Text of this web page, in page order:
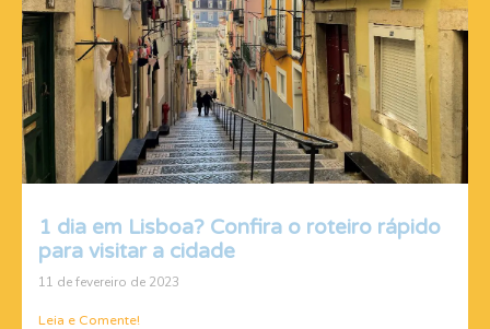
1 dia em Lisboa? Confira o roteiro rápido
para visitar a cidade
11 de fevereiro de 2023
Leia e Comente!